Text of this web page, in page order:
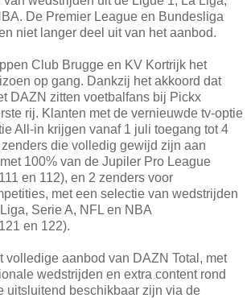
De Premier League en Bundesliga
niet langer deel uit van het aanbod.
Club Brugge en KV Kortrijk het
op gang. Dankzij het akkoord dat
DAZN zitten voetbalfans bij Pickx
rij. Klanten met de vernieuwde tv-optie
All-in krijgen vanaf 1 juli toegang tot 4
die volledig gewijd zijn aan
100% van de Jupiler Pro League
en 112), en 2 zenders voor
met een selectie van wedstrijden
Serie A, NFL en NBA
en 122).
volledige aanbod van DAZN Total, met
wedstrijden en extra content rond
uitsluitend beschikbaar zijn via de